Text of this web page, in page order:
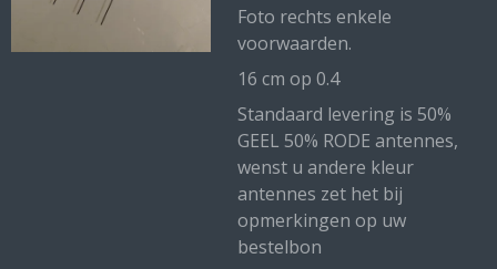
Foto rechts enkele
voorwaarden.
16 cm op 0.4
Standaard levering is 50%
GEEL 50% RODE antennes,
wenst u andere kleur
antennes zet het bij
opmerkingen op uw
bestelbon